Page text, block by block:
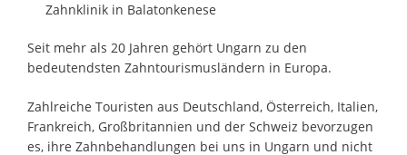
Seit mehr als 20 Jahren gehört Ungarn zu den
bedeutendsten Zahntourismusländern in Europa.
Zahlreiche Touristen aus Deutschland, Österreich, Italien,
Frankreich, Großbritannien und der Schweiz bevorzugen
es, ihre Zahnbehandlungen bei uns in Ungarn und nicht